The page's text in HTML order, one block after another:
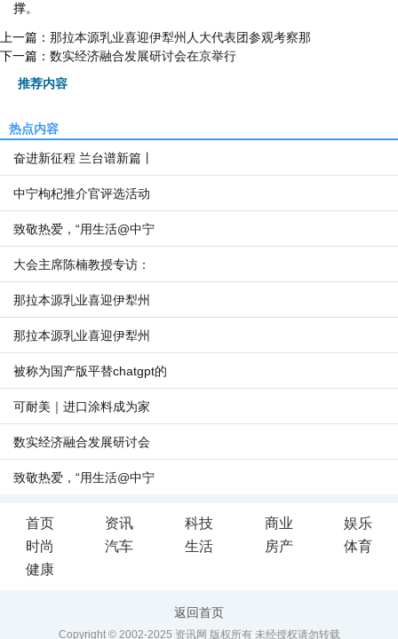
撑。
上一篇： 那拉本源乳业喜迎伊犁州人大代表团参观考察那
下一篇： 数实经济融合发展研讨会在京举行
推荐内容
热点内容
奋进新征程 兰台谱新篇丨
中宁枸杞推介官评选活动
致敬热爱，“用生活@中宁
大会主席陈楠教授专访：
那拉本源乳业喜迎伊犁州
那拉本源乳业喜迎伊犁州
被称为国产版平替chatgpt的
可耐美｜进口涂料成为家
数实经济融合发展研讨会
致敬热爱，“用生活@中宁
首页 资讯 科技 商业
娱乐
时尚
汽车 生活 房产
体育
健康
返回首页
Copyright © 2002-2025 资讯网 版权所有 未经授权请勿转载